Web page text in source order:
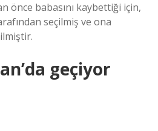
önce babasını kaybettiği için,
seçilmiş ve ona
geçiyor